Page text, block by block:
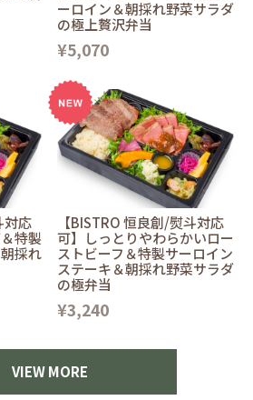
ーロイン＆朝採れ野菜サラダ
の極上贅沢弁当
¥5,070
対応
特製
採れ
【BISTRO 恒良創/熨斗対応
可】しっとりやわらかいロー
ストビーフ＆特製サーロイン
ステーキ＆朝採れ野菜サラダ
の極弁当
¥3,240
VIEW MORE